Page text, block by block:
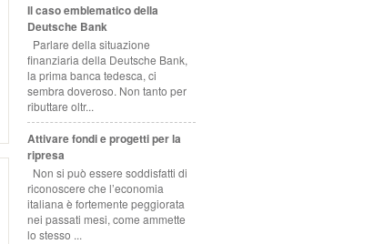
Il caso emblematico della
Deutsche Bank
Parlare della situazione
finanziaria della Deutsche Bank,
la prima banca tedesca, ci
sembra doveroso. Non tanto per
ributtare oltr...
Attivare fondi e progetti per la
ripresa
Non si può essere soddisfatti di
riconoscere che l’economia
italiana è fortemente peggiorata
nei passati mesi, come ammette
lo stesso ...